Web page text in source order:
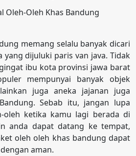
Oleh-Oleh Khas Bandung
memang selalu banyak dicari
dijuluki paris van java. Tidak
ibu kota provinsi jawa barat
mempunyai banyak objek
juga aneka jajanan juga
Sebab itu, jangan lupa
oleh ketika kamu lagi berada di
anda dapat datang ke tempat,
oleh oleh khas bandung dapat
aman.